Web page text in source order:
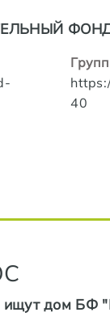
40
ищут дом